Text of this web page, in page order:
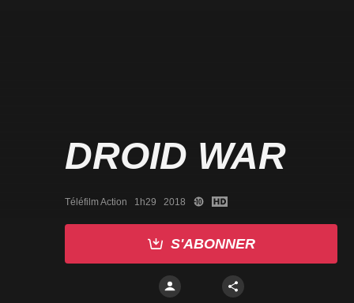
DROID WAR
Téléfilm Action   1h29   2018
S'ABONNER